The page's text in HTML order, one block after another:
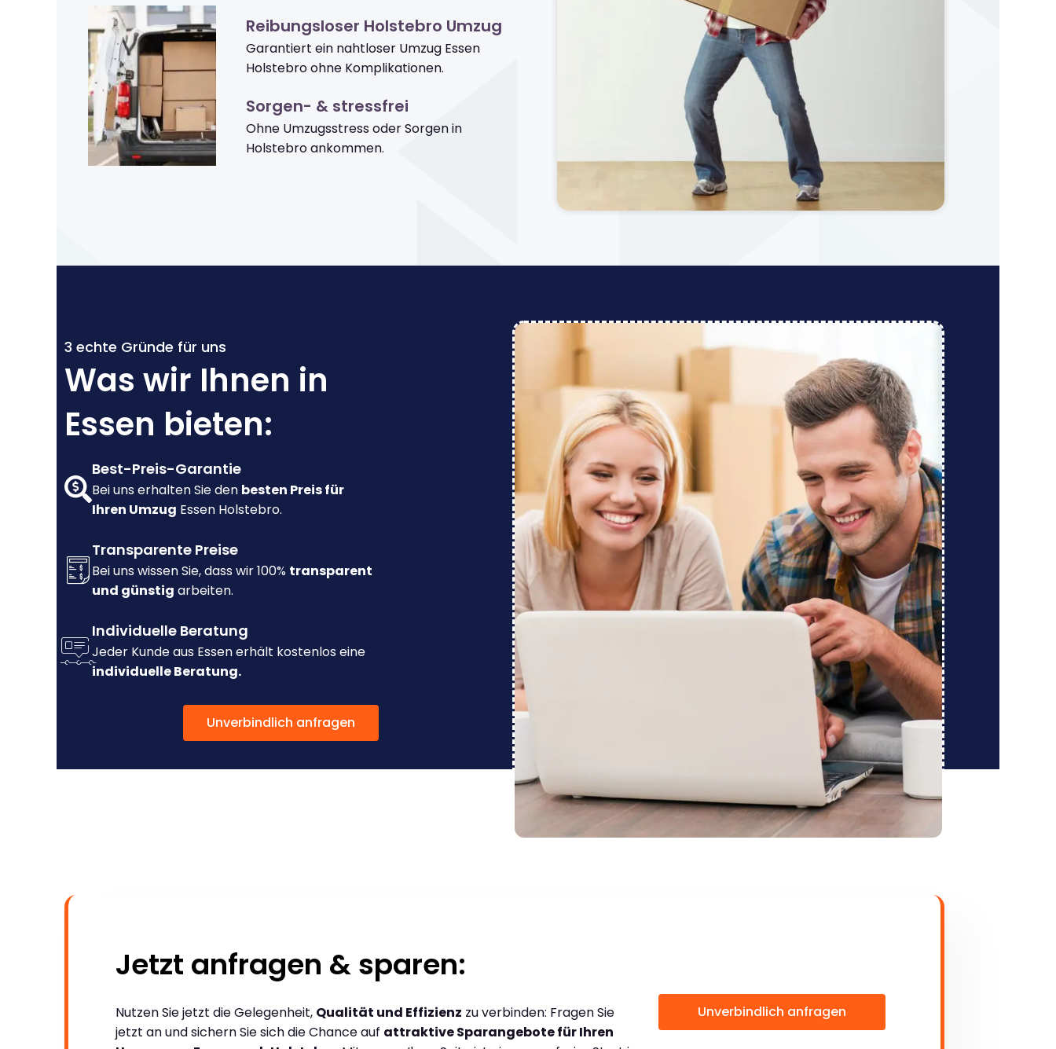
Reibungsloser Holstebro Umzug
Garantiert ein nahtloser Umzug Essen
Holstebro ohne Komplikationen.
Sorgen- & stressfrei
Ohne Umzugsstress oder Sorgen in
Holstebro ankommen.
3 echte Gründe für uns
Was wir Ihnen in
Essen bieten:
Best-Preis-Garantie
Bei uns erhalten Sie den besten Preis für
Ihren Umzug Essen Holstebro.
Transparente Preise
Bei uns wissen Sie, dass wir 100% transparent
und günstig arbeiten.
Individuelle Beratung
Jeder Kunde aus Essen erhält kostenlos eine
individuelle Beratung.
Unverbindlich anfragen
Jetzt anfragen & sparen:
Nutzen Sie jetzt die Gelegenheit, Qualität und Effizienz zu verbinden: Fragen Sie
jetzt an und sichern Sie sich die Chance auf attraktive Sparangebote für Ihren
Unverbindlich anfragen